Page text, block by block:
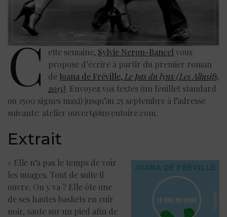
C ette semaine, Sylvie Neron-Bancel vous
propose d’écrire à partir du premier roman
de Joana de Fréville, Le pas du lynx (Les Allusifs,
2015). Envoyez vos textes (un feuillet standard
ou 1500 signes maxi) jusqu’au 25 septembre à l’adresse
suivante: atelier ouvert@inventoire.com.
Extrait
« Elle n’a pas le temps de voir
les nuages. Tout de suite il
ouvre. On y va ? Elle ôte une
de ses hautes baskets en cuir
noir, saute sur un pied afin de